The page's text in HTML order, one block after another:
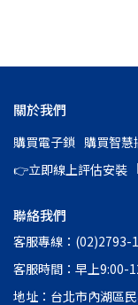
關於我們
購買電子鎖 購買智慧
👉立即線上評估安裝
聯絡我們
客服專線：(02)2793-
客服時間：早上9:00-
地址：台北市內湖區